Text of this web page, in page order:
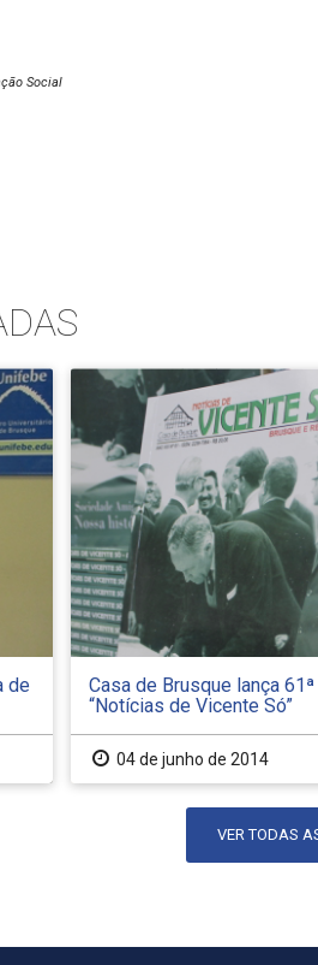
Social
de
Casa de Brusque lança
“Notícias de Vicente Só”
04 de junho de 2014
VER TODAS